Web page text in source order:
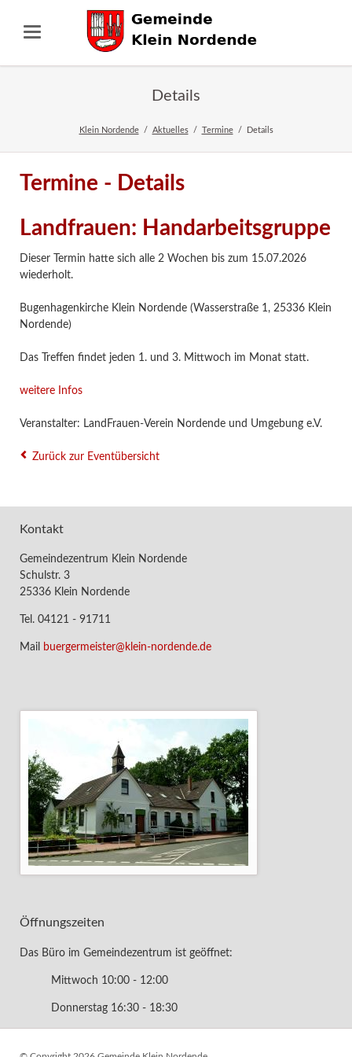
Details
Klein Nordende Aktuelles Termine Details
Termine - Details
Landfrauen: Handarbeitsgruppe
Dieser Termin hatte sich alle 2 Wochen bis zum 15.07.2026
wiederholt.
Bugenhagenkirche Klein Nordende (Wasserstraße 1, 25336 Klein
Nordende)
Das Treffen findet jeden 1. und 3. Mittwoch im Monat statt.
weitere Infos
Veranstalter: LandFrauen-Verein Nordende und Umgebung e.V.
Zurück zur Eventübersicht
Kontakt
Gemeindezentrum Klein Nordende
Schulstr. 3
25336 Klein Nordende
Tel. 04121 - 91711
Mail buergermeister@klein-nordende.de
Öffnungszeiten
Das Büro im Gemeindezentrum ist geöffnet:
Mittwoch 10:00 - 12:00
Donnerstag 16:30 - 18:30